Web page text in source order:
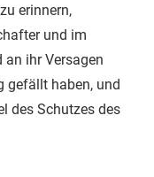
erinnern,
und im
an ihr Versagen
gefällt haben, und
des Schutzes des